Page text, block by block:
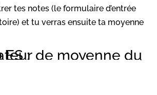
tes notes (le formulaire d’entrée
et tu verras ensuite ta moyenne
2020 ES :